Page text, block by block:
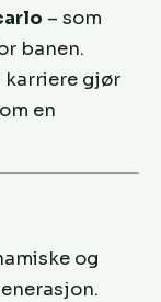
– som
banen.
karriere gjør
en
og